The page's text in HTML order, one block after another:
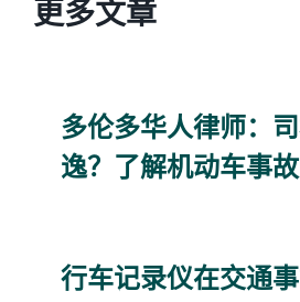
更多文章
多伦多华人律师：
逸？了解机动车事
行车记录仪在交通